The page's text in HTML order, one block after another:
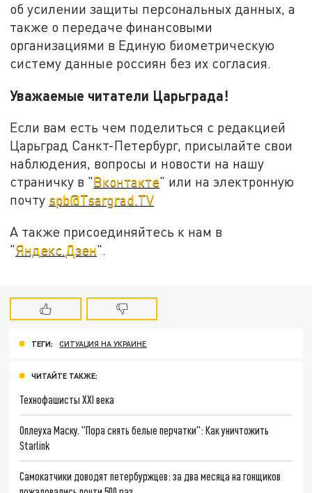
об усилении защиты персональных данных, а
также о передаче финансовыми
организациями в Единую биометрическую
систему данные россиян без их согласия.
Уважаемые читатели Царьграда!
Если вам есть чем поделиться с редакцией
Царьград Санкт-Петербург, присылайте свои
наблюдения, вопросы и новости на нашу
страничку в "Вконтакте" или на электронную
почту spb@Tsargrad.TV
А также присоединяйтесь к нам в
"Яндекс.Дзен".
ТЕГИ: СИТУАЦИЯ НА УКРАИНЕ
ЧИТАЙТЕ ТАКЖЕ:
Технофашисты XXI века
Оплеуха Маску. "Пора снять белые перчатки": Как уничтожить
Starlink
Самокатчики доводят петербуржцев: за два месяца на гонщиков